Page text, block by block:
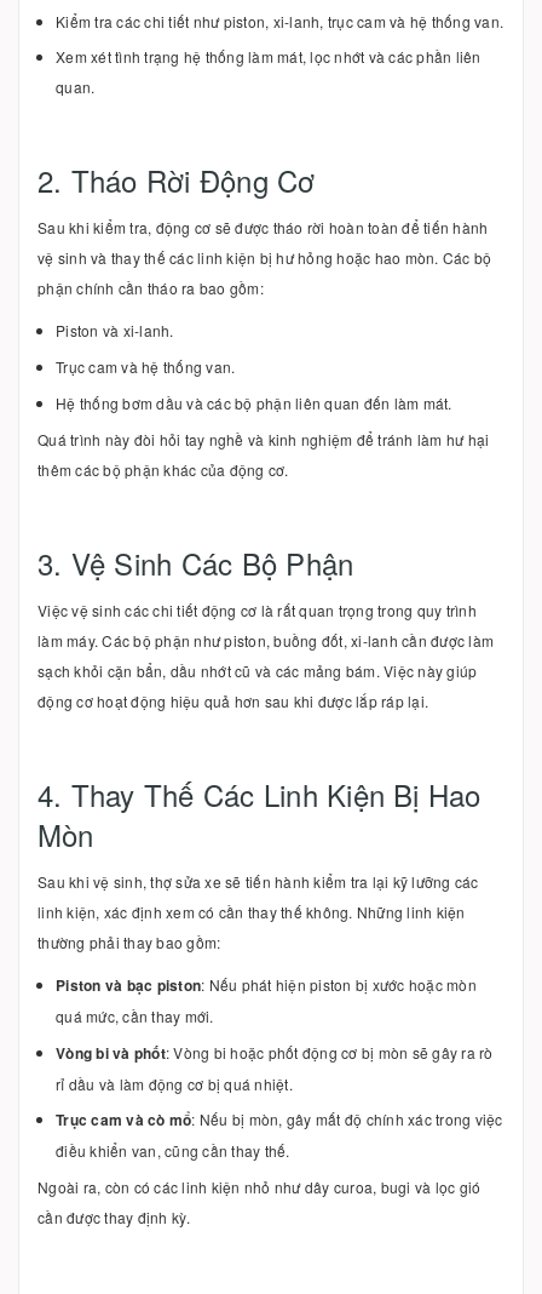
Kiểm tra các chi tiết như piston, xi-lanh, trục cam và hệ thống van.
Xem xét tình trạng hệ thống làm mát, lọc nhớt và các phần liên
quan.
2. Tháo Rời Động Cơ
Sau khi kiểm tra, động cơ sẽ được tháo rời hoàn toàn để tiến hành
vệ sinh và thay thế các linh kiện bị hư hỏng hoặc hao mòn. Các bộ
phận chính cần tháo ra bao gồm:
Piston và xi-lanh.
Trục cam và hệ thống van.
Hệ thống bơm dầu và các bộ phận liên quan đến làm mát.
Quá trình này đòi hỏi tay nghề và kinh nghiệm để tránh làm hư hại
thêm các bộ phận khác của động cơ.
3. Vệ Sinh Các Bộ Phận
Việc vệ sinh các chi tiết động cơ là rất quan trọng trong quy trình
làm máy. Các bộ phận như piston, buồng đốt, xi-lanh cần được làm
sạch khỏi cặn bẩn, dầu nhớt cũ và các mảng bám. Việc này giúp
động cơ hoạt động hiệu quả hơn sau khi được lắp ráp lại.
4. Thay Thế Các Linh Kiện Bị Hao
Mòn
Sau khi vệ sinh, thợ sửa xe sẽ tiến hành kiểm tra lại kỹ lưỡng các
linh kiện, xác định xem có cần thay thế không. Những linh kiện
thường phải thay bao gồm:
Piston và bạc piston: Nếu phát hiện piston bị xước hoặc mòn
quá mức, cần thay mới.
Vòng bi và phốt: Vòng bi hoặc phốt động cơ bị mòn sẽ gây ra rò
rỉ dầu và làm động cơ bị quá nhiệt.
Trục cam và cò mổ: Nếu bị mòn, gây mất độ chính xác trong việc
điều khiển van, cũng cần thay thế.
Ngoài ra, còn có các linh kiện nhỏ như dây curoa, bugi và lọc gió
cần được thay định kỳ.